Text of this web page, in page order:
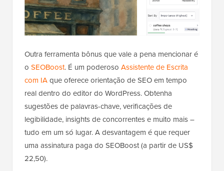
Outra ferramenta bônus que vale a pena mencionar é
o SEOBoost. É um poderoso Assistente de Escrita
com IAque oferece orientação de SEO em tempo
real dentro do editor do WordPress. Obtenha
sugestões de palavras-chave, verificações de
legibilidade, insights de concorrentes e muito mais –
tudo em um só lugar. A desvantagem é que requer
uma assinatura paga do SEOBoost (a partir de US$
22,50).